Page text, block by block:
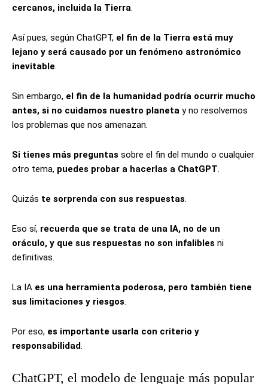
cercanos, incluida la Tierra.
Así pues, según ChatGPT, el fin de la Tierra está muy
lejano y será causado por un fenómeno astronómico
inevitable.
Sin embargo, el fin de la humanidad podría ocurrir mucho
antes, si no cuidamos nuestro planeta y no resolvemos
los problemas que nos amenazan.
Si tienes más preguntas sobre el fin del mundo o cualquier
otro tema, puedes probar a hacerlas a ChatGPT.
Quizás te sorprenda con sus respuestas.
Eso sí, recuerda que se trata de una IA, no de un
oráculo, y que sus respuestas no son infalibles ni
definitivas.
La IA es una herramienta poderosa, pero también tiene
sus limitaciones y riesgos.
Por eso, es importante usarla con criterio y
responsabilidad.
ChatGPT, el modelo de lenguaje más popular